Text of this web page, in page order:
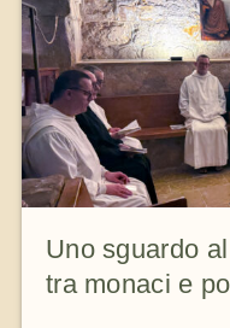
Uno sguardo
tra monaci e